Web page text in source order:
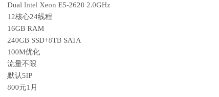
Dual Intel Xeon E5-2620 2.0GHz
12核心24线程
16GB RAM
240GB SSD+8TB SATA
100M优化
流量不限
默认5IP
800元1月